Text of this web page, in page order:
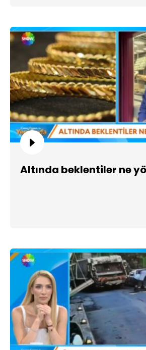
Altında beklentiler ne